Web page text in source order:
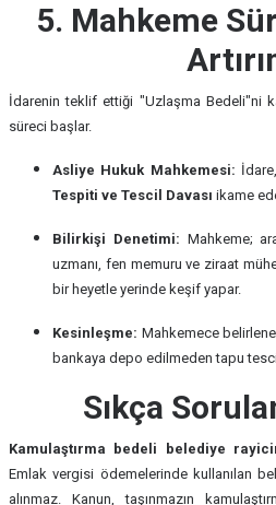
5. Mahkeme
İdarenin teklif ettiği "Uzlaşma Bedeli"ni
süreci başlar.
Asliye Hukuk Mahkemesi:
Tespiti ve Tescil Davası ikame
Bilirkişi Denetimi: Mahkeme;
uzmanı, fen memuru ve ziraat
bir heyetle yerinde keşif yapar.
Kesinleşme: Mahkemece
bankaya depo edilmeden tapu
Sıkça
Kamulaştırma bedeli belediye
Emlak vergisi ödemelerinde kullanılan
alınmaz. Kanun, taşınmazın